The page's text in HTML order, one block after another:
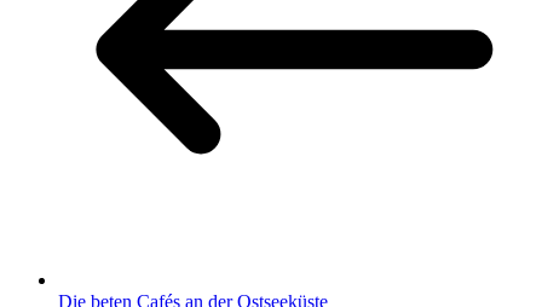
Die beten Cafés an der Ostseeküste